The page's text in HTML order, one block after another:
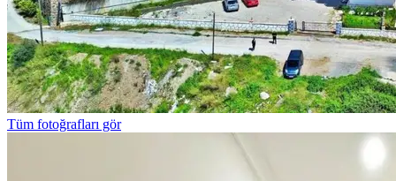
Tüm fotoğrafları gör